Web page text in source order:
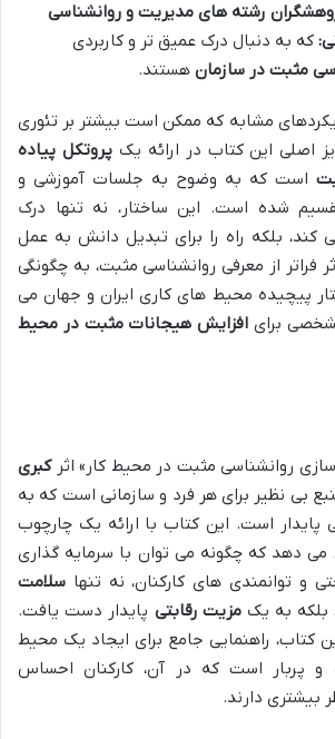
رشته های مدیریت و روانشناسی
که به دنبال درک عمیق تر و کاربردی
مثبت در سازمان هستند.
مشابه که ممکن است بیشتر بر تئوری
اصلی این کتاب در ارائه یکپروتکل پیاده
است که به وضوح به جلسات آموزشی و
شده است. این ساختار، نه تنها درک
کند، بلکه راه را برای تبدیل دانش به عمل
فراتر از معرفی روانشناسی مثبت، به چگونگی
پیچیده محیط های کاری ایران و جهان می
برای افزایش هیجانات مثبت در محیط
روانشناسی مثبت در محیط کار» اثرکبری
بی نظیر برای هر فرد و سازمانی است که به
پایدار است. این کتاب با ارائه یک چارچوب
می دهد که چگونه می توان با سرمایه گذاری
و توانمندی های کارکنان، نه تنها سلامت
بلکه به یکمزیت رقابتی پایدار دست یافت.
کتاب، راهنمایی جامع برای ایجاد یک محیط
و پربار است که در آن، کارکنان احساس
بیشتری دارند.